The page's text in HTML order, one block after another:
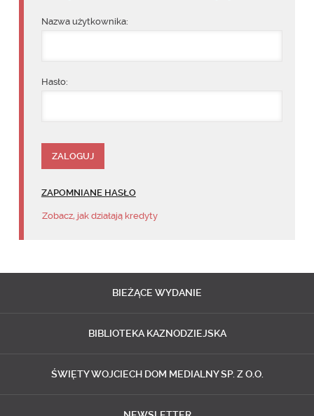
Nazwa użytkownika:
Hasło:
ZAPOMNIANE HASŁO
Zobacz, jak działają kredyty
BIEŻĄCE WYDANIE
BIBLIOTEKA KAZNODZIEJSKA
ŚWIĘTY WOJCIECH DOM MEDIALNY SP. Z O.O.